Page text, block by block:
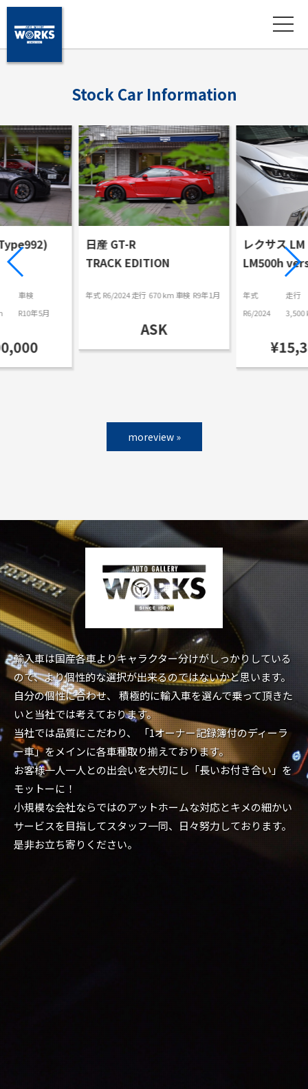
Stock Car Information
車検
R10年5月
日産 GT-R
TRACK EDITION
年式 R6/2024走行 670 km車検 R9年1月
ASK
レクサス LM
LM500h
年式
R6/2024
走行
3,500
moreview »
輸入車は国産各車よりキャラクター分けがしっかりしている
ので、より個性的な選択が出来るのではないかと思います。
自分の個性に合わせ、 積極的に輸入車を選んで乗って頂きた
いと当社では考えております。
当社では品質にこだわり、 「1オーナー記録簿付のディーラ
ー車」をメインに各車種取り揃えております。
お客様一人一人との出会いを大切にし「長いお付き合い」を
モットーに！
小規模な会社ならではのアットホームな対応とキメの細かい
サービスを目指してスタッフ一同、日々努力しております。
是非お立ち寄りください。